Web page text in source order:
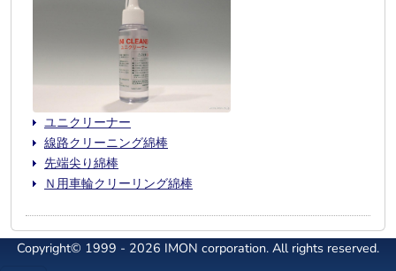
ユニクリーナー
線路クリーニング綿棒
先端尖り綿棒
Ｎ用車輪クリーリング綿棒
Copyright© 1999 - 2026 IMON corporation. All rights reserved.